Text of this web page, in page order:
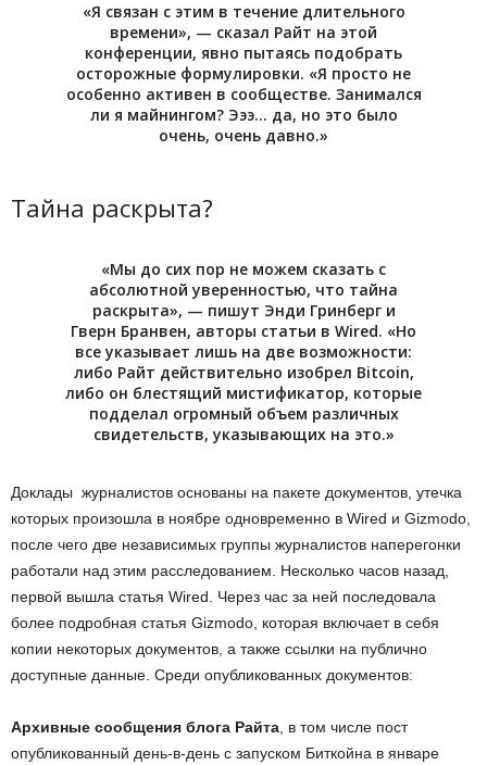
«Я связан с этим в течение длительного
времени», — сказал Райт на этой
конференции, явно пытаясь подобрать
осторожные формулировки. «Я просто не
особенно активен в сообществе. Занимался
ли я майнингом? Эээ… да, но это было
очень, очень давно.»
Тайна раскрыта?
«Мы до сих пор не можем сказать с
абсолютной уверенностью, что тайна
раскрыта», — пишут Энди Гринберг и
Гверн Бранвен, авторы статьи в Wired. «Но
все указывает лишь на две возможности:
либо Райт действительно изобрел Bitcoin,
либо он блестящий мистификатор, которые
подделал огромный объем различных
свидетельств, указывающих на это.»
Доклады журналистов основаны на пакете документов, утечка
которых произошла в ноябре одновременно в Wired и Gizmodo,
после чего две независимых группы журналистов наперегонки
работали над этим расследованием. Несколько часов назад,
первой вышла статья Wired. Через час за ней последовала
более подробная статья Gizmodo, которая включает в себя
копии некоторых документов, а также ссылки на публично
доступные данные. Среди опубликованных документов:
Архивные сообщения блога Райта , в том числе пост
опубликованный день-в-день с запуском Биткойна в январе